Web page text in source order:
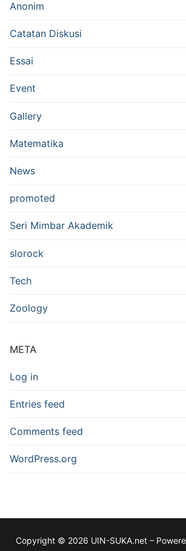
Anonim
Catatan Diskusi
Essai
Event
Gallery
Matematika
News
promoted
Seri Mimbar Akademik
slorock
Tech
Zoology
META
Log in
Entries feed
Comments feed
WordPress.org
Copyright © 2026 UIN-SUKA.net –